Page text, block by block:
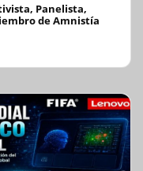
Panelista,
de Amnistía